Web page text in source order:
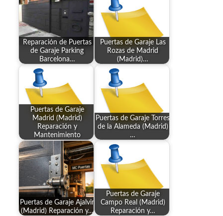
Reparación de Puertas
de Garaje Parking
Barcelona…
Puertas de Garaje Las
Rozas de Madrid
(Madrid)…
Puertas de Garaje
Madrid (Madrid)
Reparación y
Mantenimiento
Puertas de Garaje Torres
de la Alameda (Madrid)
…
Puertas de Garaje Ajalvir
(Madrid) Reparación y…
Puertas de Garaje
Campo Real (Madrid)
Reparación y…